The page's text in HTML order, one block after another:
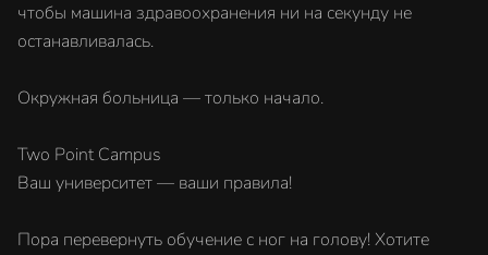
чтобы машина здравоохранения ни на секунду не
останавливалась.
Окружная больница — только начало.
Two Point Campus
Ваш университет — ваши правила!
Пора перевернуть обучение с ног на голову! Хотите